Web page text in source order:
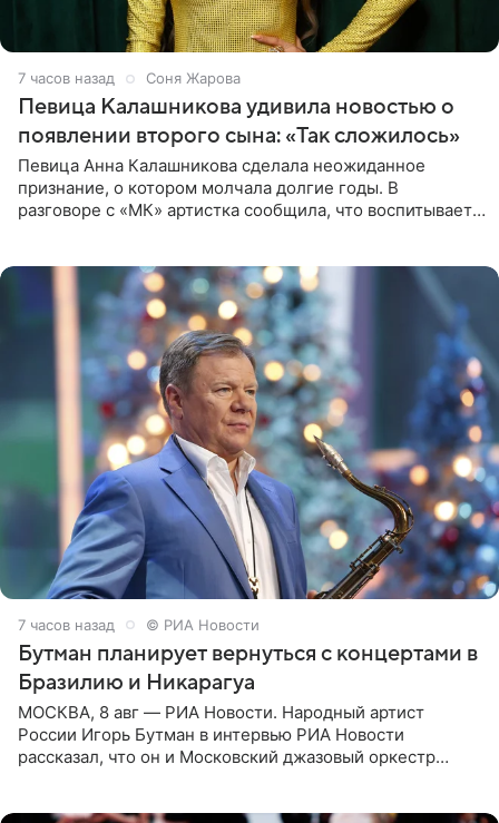
7 часов назад Соня Жарова
Певица Калашникова удивила новостью о
появлении второго сына: «Так сложилось»
Певица Анна Калашникова сделала неожиданное
признание, о котором молчала долгие годы. В
разговоре с «МК» артистка сообщила, что воспитывает
7 часов назад © РИА Новости
Бутман планирует вернуться с концертами в
Бразилию и Никарагуа
МОСКВА, 8 авг — РИА Новости. Народный артист
России Игорь Бутман в интервью РИА Новости
рассказал, что он и Московский джазовый оркестр